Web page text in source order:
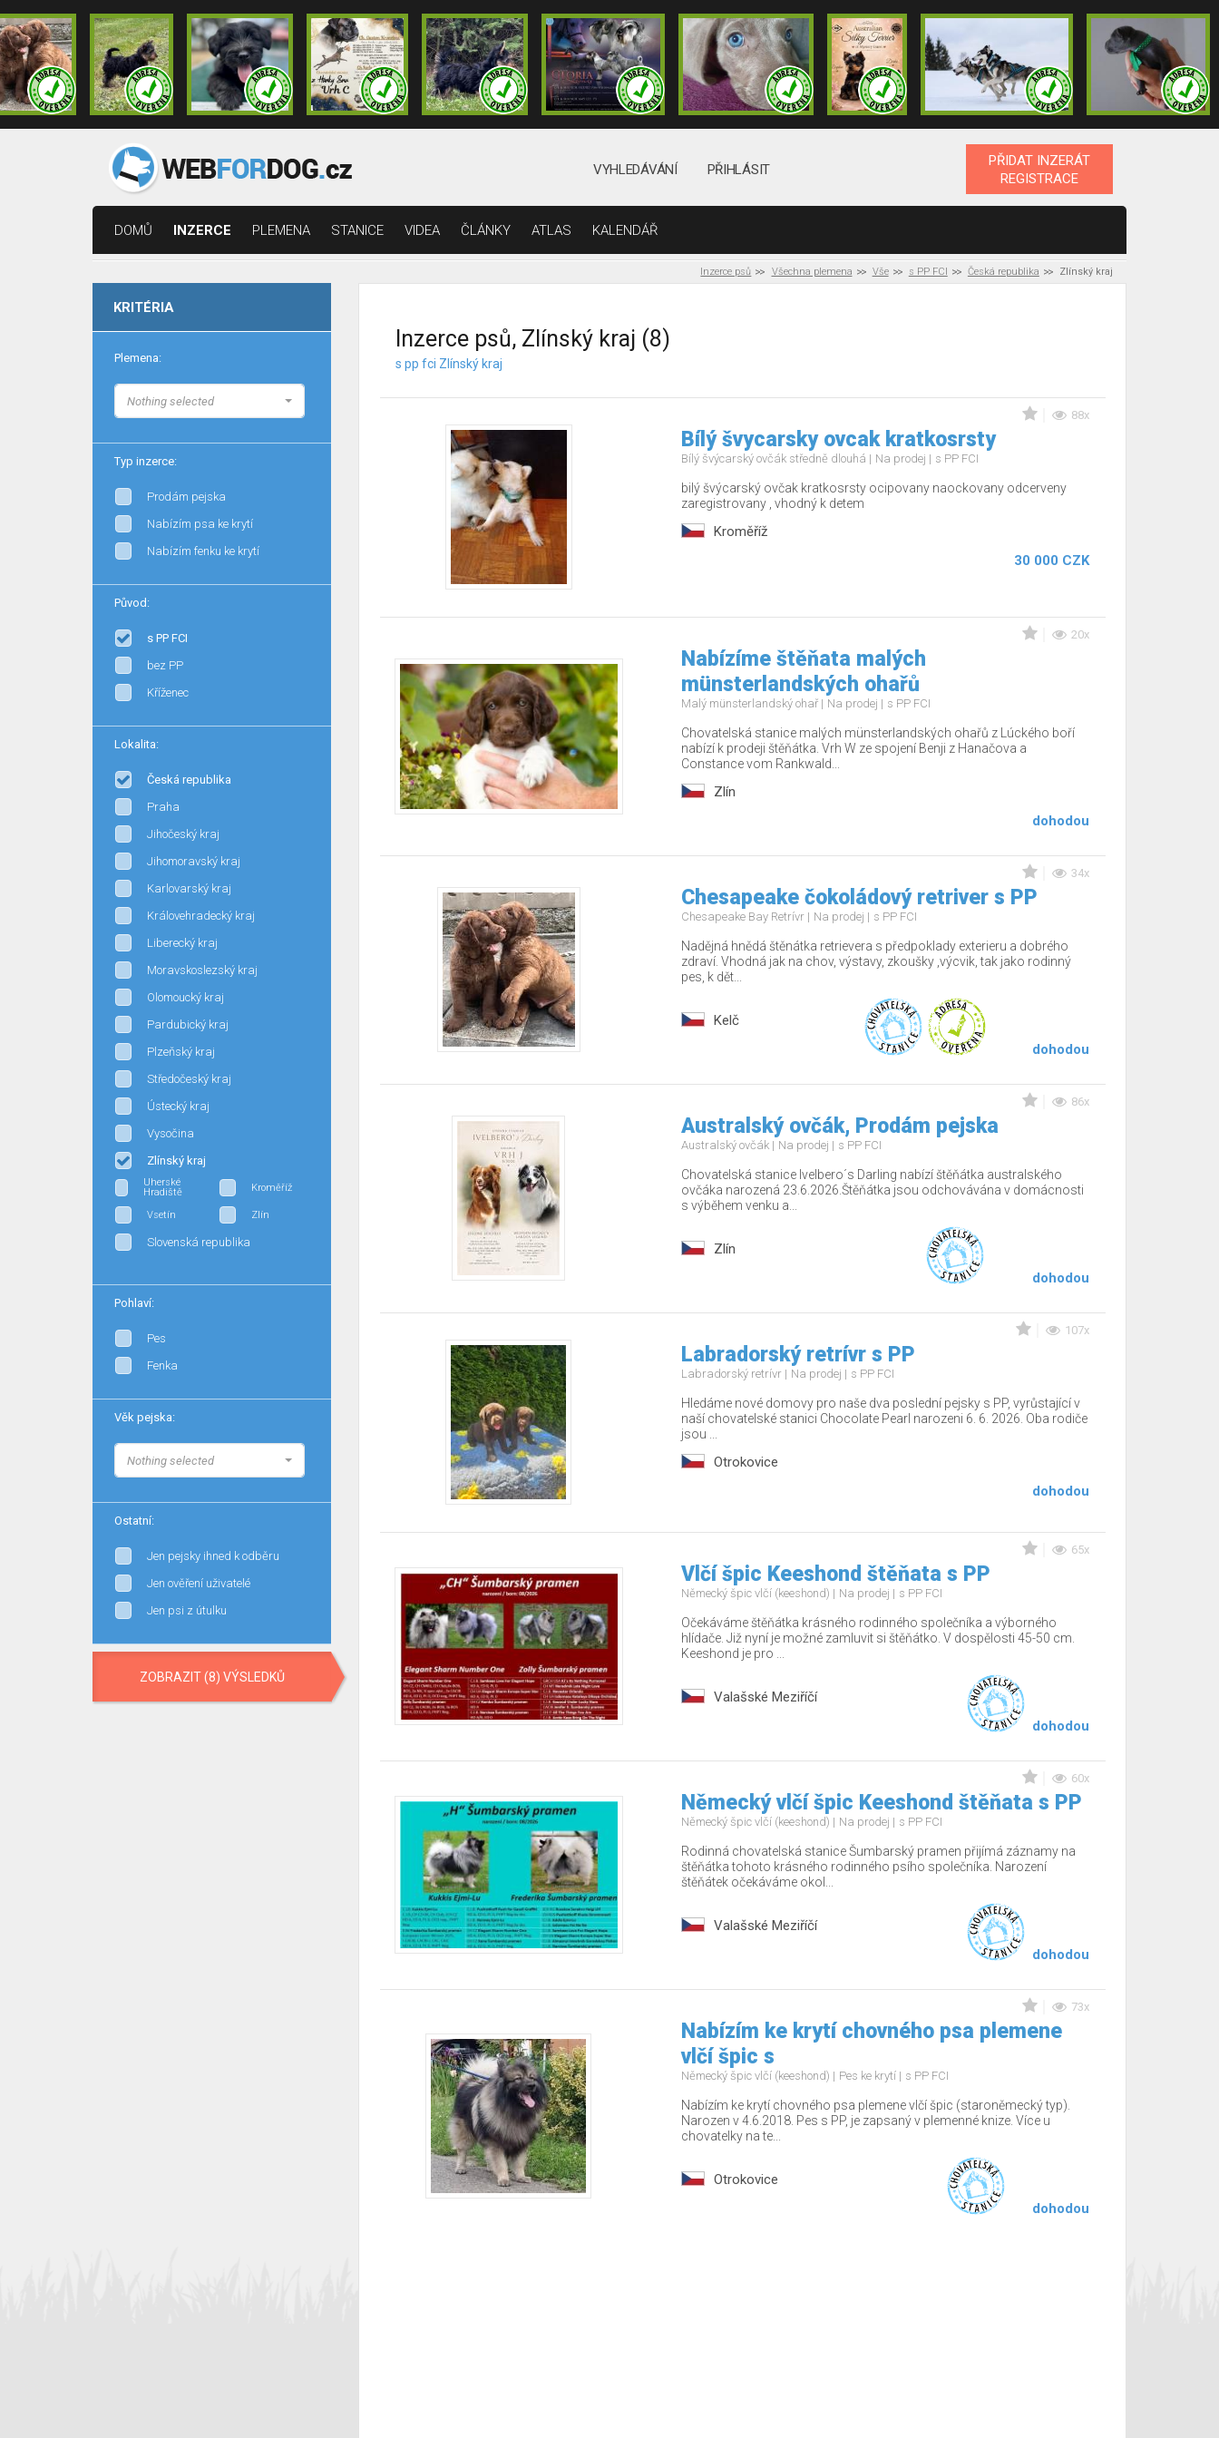
VYHLEDÁVÁNÍ PŘIHLÁSIT
PŘIDAT INZERÁT
REGISTRACE
DOMŮ INZERCE PLEMENA STANICE VIDEA ČLÁNKY ATLAS KALENDÁŘ
Inzerce psů Všechna plemena Vše s PP FCI Česká republika Zlínský kraj
KRITÉRIA
Plemena:
Nothing selected
Typ inzerce:
Prodám pejska
Nabízím psa ke krytí
Nabízím fenku ke krytí
Původ:
s PP FCI
bez PP
Kříženec
Lokalita:
Česká republika
Praha
Jihočeský kraj
Jihomoravský kraj
Karlovarský kraj
Královehradecký kraj
Liberecký kraj
Moravskoslezský kraj
Olomoucký kraj
Pardubický kraj
Plzeňský kraj
Středočeský kraj
Ústecký kraj
Vysočina
Zlínský kraj
Uherské
Hradiště
Kroměříž
Vsetín Zlín
Slovenská republika
Pohlaví:
Pes
Fenka
Věk pejska:
Nothing selected
Ostatní:
Jen pejsky ihned k odběru
Jen ověření uživatelé
Jen psi z útulku
ZOBRAZIT (8) VÝSLEDKŮ
Inzerce psů, Zlínský kraj (8)
s pp fci Zlínský kraj
88x
Bílý švycarsky ovcak kratkosrsty
Bílý švýcarský ovčák středně dlouhá Na prodej s PP FCI
bilý švýcarský ovčak kratkosrsty ocipovany naockovany odcerveny
zaregistrovany , vhodný k detem
Kroměříž
30 000 CZK
20x
Nabízíme štěňata malých
münsterlandských ohařů
Malý münsterlandský ohař Na prodej s PP FCI
Chovatelská stanice malých münsterlandských ohařů z Lúckého boří
nabízí k prodeji štěňátka. Vrh W ze spojení Benji z Hanačova a
Constance vom Rankwald...
Zlín
dohodou
34x
Chesapeake čokoládový retriver s PP
Chesapeake Bay Retrívr Na prodej s PP FCI
Nadějná hnědá štěnátka retrievera s předpoklady exterieru a dobrého
zdraví. Vhodná jak na chov, výstavy, zkoušky ,výcvik, tak jako rodinný
pes, k dět...
Kelč
dohodou
86x
Australský ovčák, Prodám pejska
Australský ovčák Na prodej s PP FCI
Chovatelská stanice Ivelbero´s Darling nabízí štěňátka australského
ovčáka narozená 23.6.2026.Štěňátka jsou odchovávána v domácnosti
s výběhem venku a...
Zlín
dohodou
107x
Labradorský retrívr s PP
Labradorský retrívr Na prodej s PP FCI
Hledáme nové domovy pro naše dva poslední pejsky s PP, vyrůstající v
naší chovatelské stanici Chocolate Pearl narozeni 6. 6. 2026. Oba rodiče
jsou ...
Otrokovice
dohodou
65x
Vlčí špic Keeshond štěňata s PP
Německý špic vlčí (keeshond) Na prodej s PP FCI
Očekáváme štěňátka krásného rodinného společníka a výborného
hlídače. Již nyní je možné zamluvit si štěňátko. V dospělosti 45-50 cm.
Keeshond je pro ...
Valašské Meziříčí
dohodou
60x
Německý vlčí špic Keeshond štěňata s PP
Německý špic vlčí (keeshond) Na prodej s PP FCI
Rodinná chovatelská stanice Šumbarský pramen přijímá záznamy na
štěňátka tohoto krásného rodinného psího společníka. Narození
štěňátek očekáváme okol...
Valašské Meziříčí
dohodou
73x
Nabízím ke krytí chovného psa plemene
vlčí špic s
Německý špic vlčí (keeshond) Pes ke krytí s PP FCI
Nabízím ke krytí chovného psa plemene vlčí špic (staroněmecký typ).
Narozen v 4.6.2018. Pes s PP, je zapsaný v plemenné knize. Více u
chovatelky na te...
Otrokovice
dohodou